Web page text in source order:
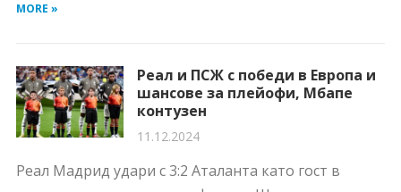
MORE »
Реал и ПСЖ с победи в Европа и
шансове за плейофи, Мбапе
контузен
11.12.2024
Реал Мадрид удари с 3:2 Аталанта като гост в